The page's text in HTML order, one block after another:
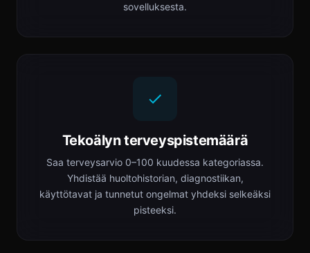
sovelluksesta.
Tekoälyn terveyspistemäärä
Saa terveysarvio 0–100 kuudessa kategoriassa.
Yhdistää huoltohistorian, diagnostiikan,
käyttötavat ja tunnetut ongelmat yhdeksi selkeäksi
pisteeksi.